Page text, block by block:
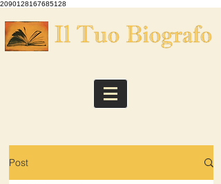
2090128167685128
Post